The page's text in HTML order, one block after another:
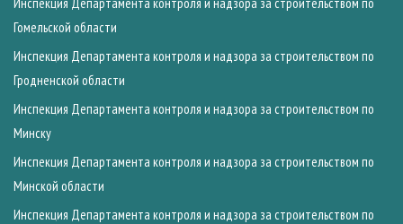
Гомельской области
Инспекция Департамента контроля и надзора за строительством по
Гродненской области
Инспекция Департамента контроля и надзора за строительством по
Минску
Инспекция Департамента контроля и надзора за строительством по
Минской области
Инспекция Департамента контроля и надзора за строительством по